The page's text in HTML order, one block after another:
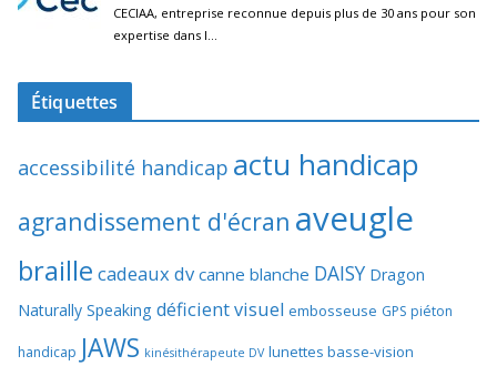
Étiquettes
accessibilité handicap actu handicap
agrandissement d'écran aveugle
braille cadeaux dv canne blanche DAISY Dragon
Naturally Speaking déficient visuel embosseuse GPS piéton
handicap JAWS kinésithérapeute DV lunettes basse-vision